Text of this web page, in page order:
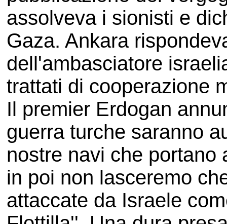
assolveva i sionisti e
Gaza. Ankara
dell'ambasciatore
trattati di cooperazione
Il premier Erdogan
guerra turche saranno
nostre navi che portano
in poi non lasceremo
attaccate da Israele